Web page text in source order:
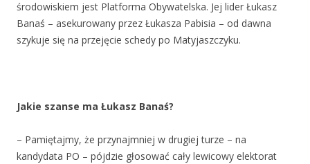
środowiskiem jest Platforma Obywatelska. Jej lider Łukasz
Banaś – asekurowany przez Łukasza Pabisia – od dawna
szykuje się na przejęcie schedy po Matyjaszczyku.
Jakie szanse ma Łukasz Banaś?
– Pamiętajmy, że przynajmniej w drugiej turze – na
kandydata PO – pójdzie głosować cały lewicowy elektorat